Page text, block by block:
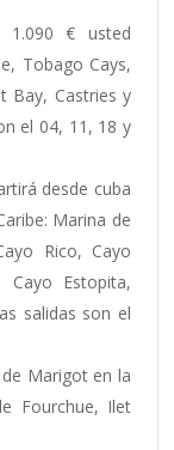
1.090 € usted
Tobago Cays,
Bay, Castries y
el 04, 11, 18 y
desde cuba
Marina de
Rico, Cayo
Cayo Estopita,
salidas son el
Marigot en la
Fourchue, Ilet